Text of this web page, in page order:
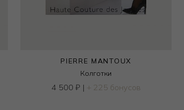
PIERRE MANTOUX
Колготки
4 500 ₽ | + 225 бонусов